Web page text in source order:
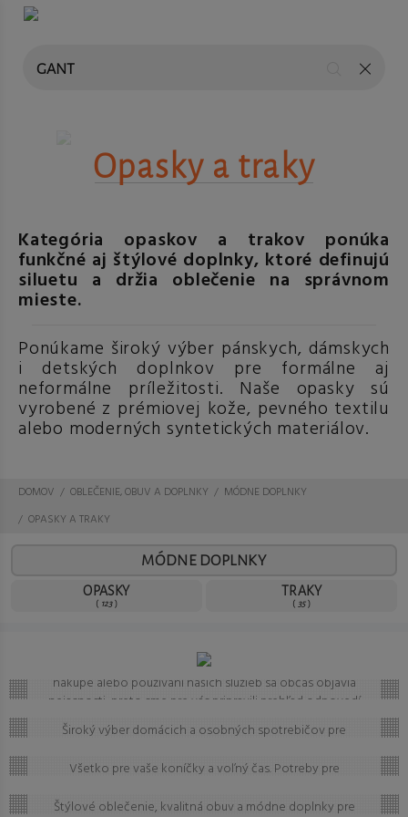
Opasky a traky
Kategória opaskov a trakov ponúka
funkčné aj štýlové doplnky, ktoré definujú
siluetu a držia oblečenie na správnom
mieste.
Ponúkame široký výber pánskych, dámskych
i detských doplnkov pre formálne aj
neformálne príležitosti. Naše opasky sú
vyrobené z prémiovej kože, pevného textilu
alebo moderných syntetických materiálov.
DOMOV OBLEČENIE, OBUV A DOPLNKY
MÓDNE DOPLNKY
OPASKY A TRAKY
MÓDNE DOPLNKY
OPASKY
( 123)
TRAKY
( 35)
Máte otázku? Ste na správnom mieste.
nákupe alebo používaní našich služieb sa občas objavia
nejasnosti, preto sme pre vás pripravili prehľad odpovedí
nenájdete, čo hľadáte, neváhajte nám napísať – radi vám
Domáce a osobné spotrebiče
Široký výber domácich a osobných spotrebičov pre
špičkovú kvalitu a dizajn za skvelé ceny.
Všetko pre vaše koníčky a voľný čas. Potreby pre
vášeň s našou ponukou v kategórii Hobby.
Oblečenie, obuv a doplnky
Štýlové oblečenie, kvalitná obuv a módne doplnky pre